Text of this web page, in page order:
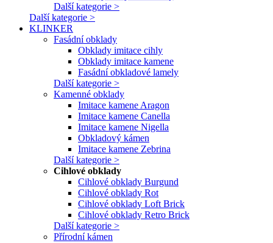
Další kategorie >
Další kategorie >
KLINKER
Fasádní obklady
Obklady imitace cihly
Obklady imitace kamene
Fasádní obkladové lamely
Další kategorie >
Kamenné obklady
Imitace kamene Aragon
Imitace kamene Canella
Imitace kamene Nigella
Obkladový kámen
Imitace kamene Zebrina
Další kategorie >
Cihlové obklady
Cihlové obklady Burgund
Cihlové obklady Rot
Cihlové obklady Loft Brick
Cihlové obklady Retro Brick
Další kategorie >
Přírodní kámen